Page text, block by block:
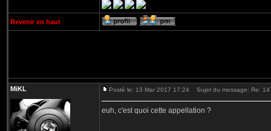
Revenir en haut
MiKL Posté le: 13 Mar 2017 17:24 Sujet du message: Re:
euh, c'est quoi cette appellation ?